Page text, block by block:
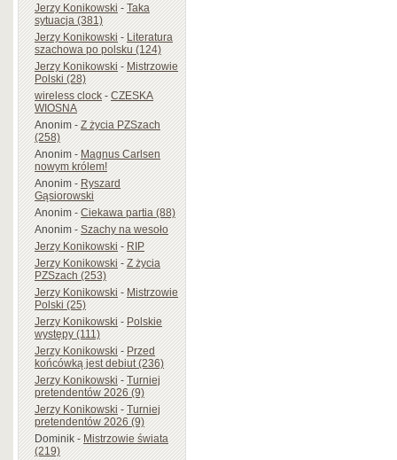
Jerzy Konikowski-Taka
sytuacja (381)
Jerzy Konikowski-Literatura
szachowa po polsku (124)
Jerzy Konikowski-Mistrzowie
Polski (28)
wireless clock-CZESKA
WIOSNA
Anonim-Z życia PZSzach
(258)
Anonim-Magnus Carlsen
nowym królem!
Anonim-Ryszard
Gąsiorowski
Anonim-Ciekawa partia (88)
Anonim-Szachy na wesoło
Jerzy Konikowski-RIP
Jerzy Konikowski-Z życia
PZSzach (253)
Jerzy Konikowski-Mistrzowie
Polski (25)
Jerzy Konikowski-Polskie
występy (111)
Jerzy Konikowski-Przed
końcówką jest debiut (236)
Jerzy Konikowski-Turniej
pretendentów 2026 (9)
Jerzy Konikowski-Turniej
pretendentów 2026 (9)
Dominik-Mistrzowie świata
(219)